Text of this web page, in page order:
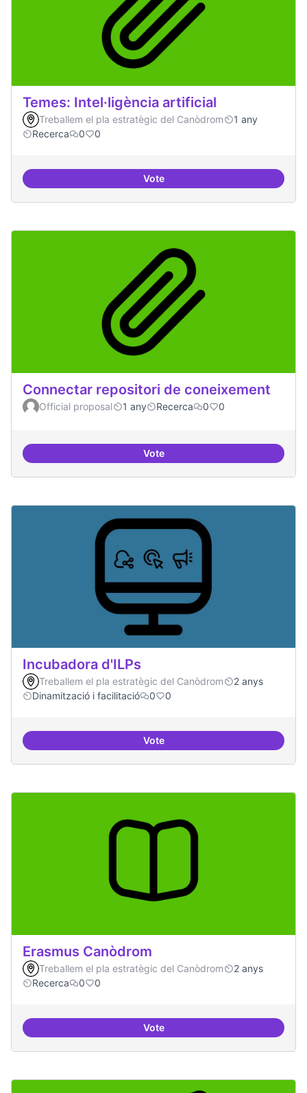
Temes: Intel·ligència artificial
Treballem el pla estratègic del Canòdrom
1 any
Recerca
0 0
VoteTemes: Intel·ligència artificial
Connectar repositori de coneixement
Official proposal 1 any Recerca 0 0
VoteConnectar repositori de
Incubadora d'ILPs
Treballem el pla estratègic del Canòdrom
2 anys
Dinamització i facilitació
0 0
VoteIncubadora d'ILPs
Erasmus Canòdrom
Treballem el pla estratègic del Canòdrom
2 anys
Recerca
0 0
VoteErasmus Canòdrom